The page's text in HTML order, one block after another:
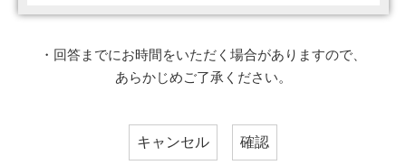
・回答までにお時間をいただく場合がありますので、
あらかじめご了承ください。